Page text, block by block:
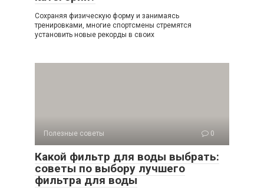
Сохраняя физическую форму и занимаясь
тренировками, многие спортсмены стремятся
установить новые рекорды в своих
Полезные советы 0
Какой фильтр для воды выбрать:
советы по выбору лучшего
фильтра для воды